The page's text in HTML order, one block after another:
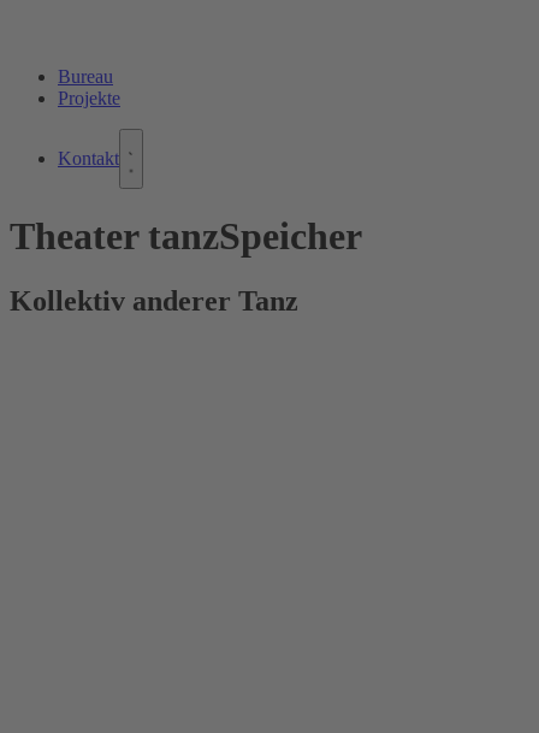
Bureau
Projekte
Kontakt
Theater tanzSpeicher
Kollektiv anderer Tanz